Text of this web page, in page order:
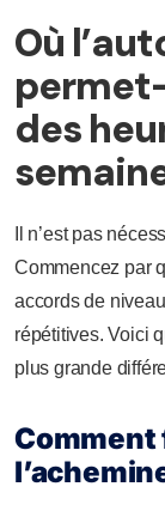
Où
des
Il n’est pas
Commencez par
accords de
répétitives. Voici
plus grande